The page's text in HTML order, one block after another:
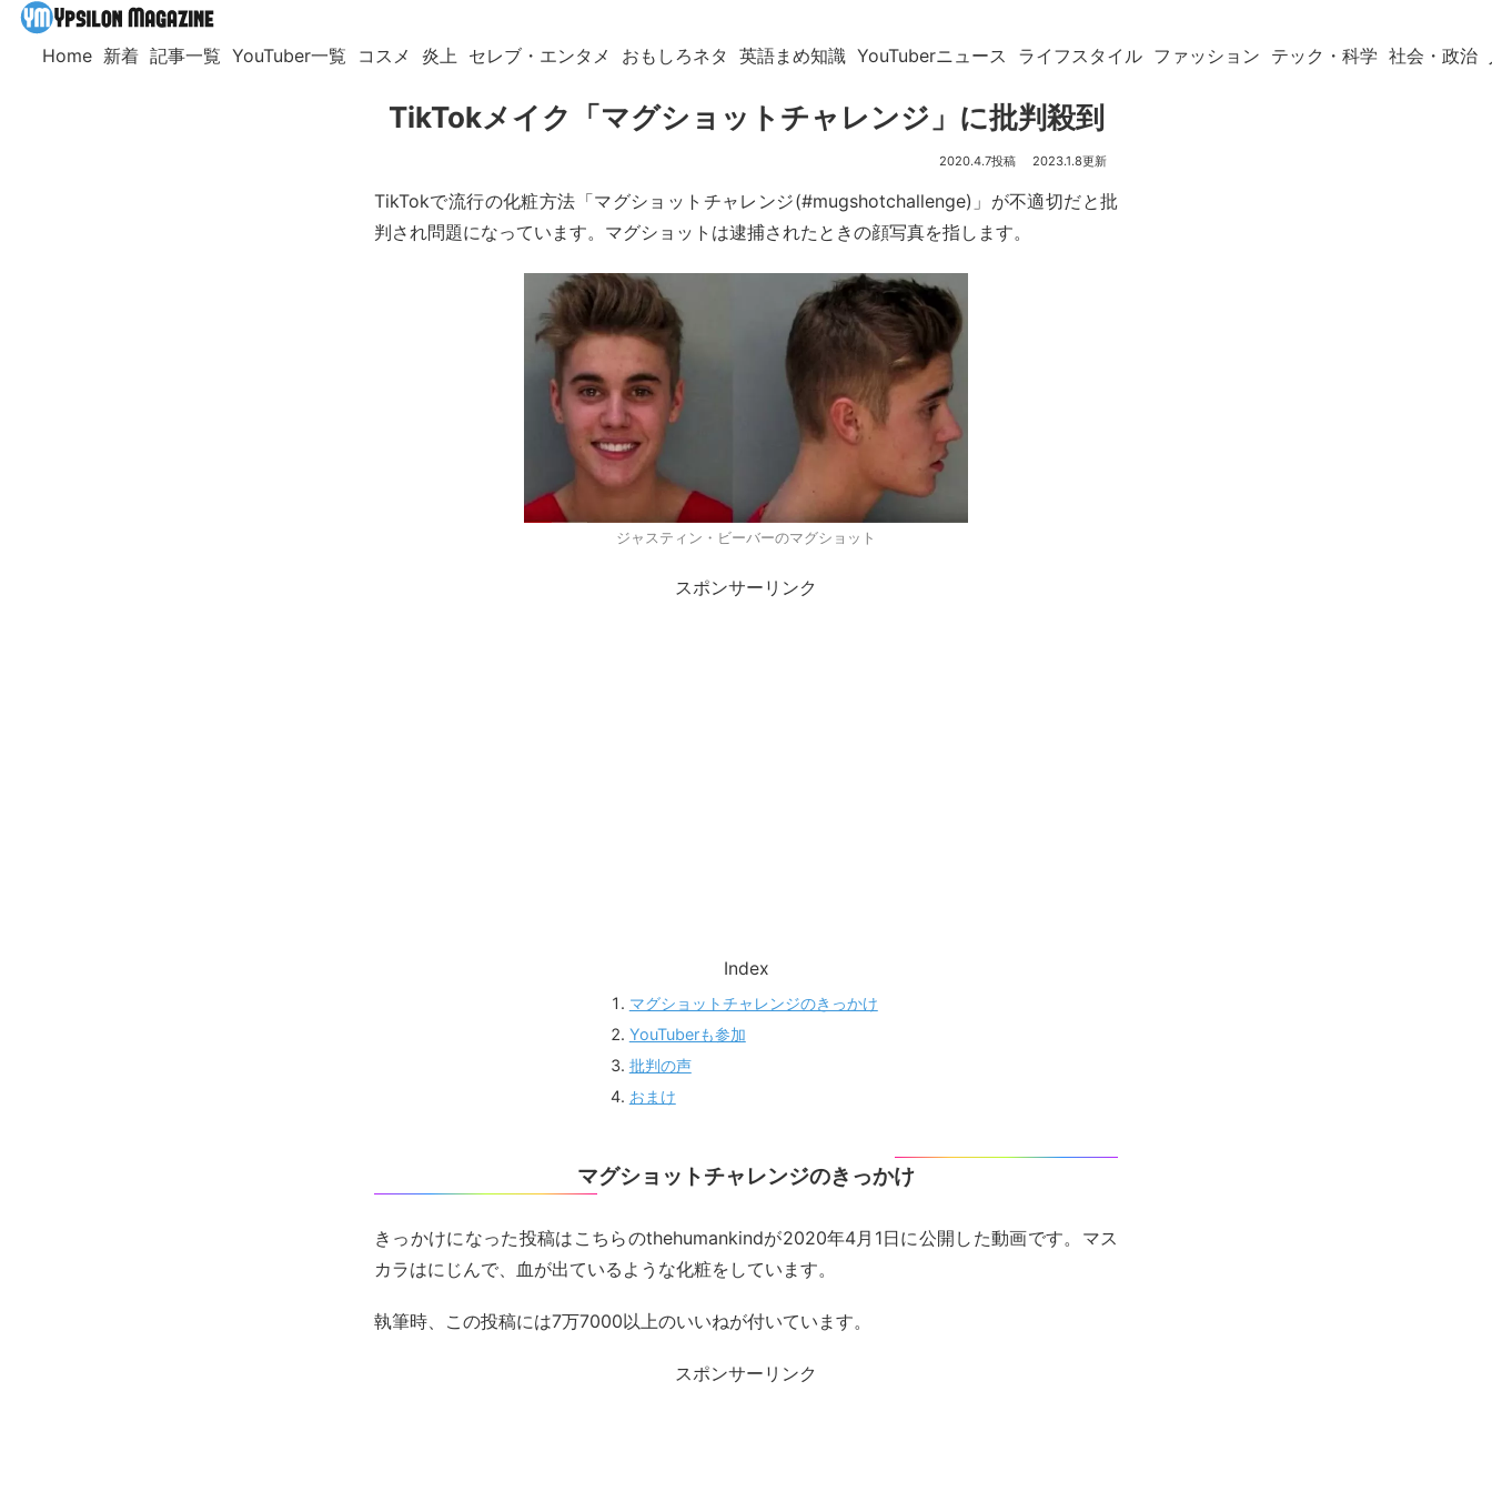
Home 新着 記事一覧 YouTuber一覧 コスメ 炎上 セレブ・エンタメ おもしろネタ 英語まめ知識 YouTuberニュース ライフスタイル ファッション テック・科学 社会・政治
TikTokメイク「マグショットチャレンジ」に批判殺到
2020.4.7 2023.1.8
TikTokで流行の化粧方法「マグショットチャレンジ(#mugshotchallenge)」が不適切だと批
判され問題になっています。マグショットは逮捕されたときの顔写真を指します。
ジャスティン・ビーバーのマグショット
スポンサーリンク
Index
マグショットチャレンジのきっかけ
YouTuberも参加
批判の声
おまけ
マグショットチャレンジのきっかけ
きっかけになった投稿はこちらのthehumankindが2020年4月1日に公開した動画です。マス
カラはにじんで、血が出ているような化粧をしています。
執筆時、この投稿には7万7000以上のいいねが付いています。
スポンサーリンク